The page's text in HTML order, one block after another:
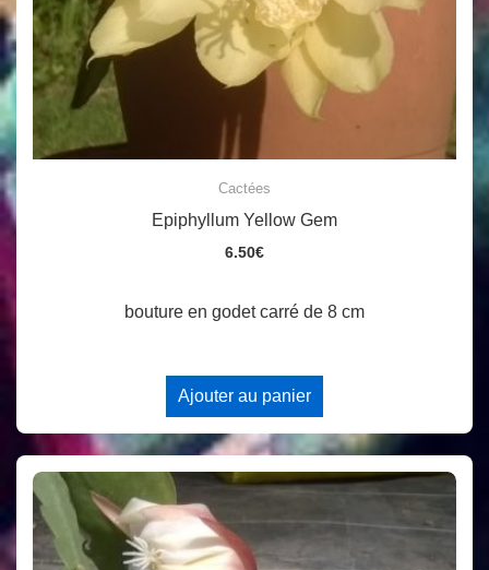
Cactées
Epiphyllum Yellow Gem
6.50€
bouture en godet carré de 8 cm
Ajouter au panier